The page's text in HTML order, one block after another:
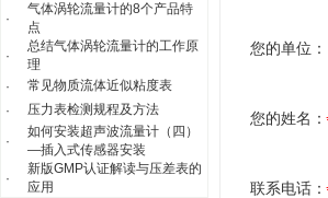
·
气体涡轮流量计的8个产品特
点
·
总结气体涡轮流量计的工作原
理
·
常见物质流体近似粘度表
·
压力表检测规程及方法
·
如何安装超声波流量计（四）
—插入式传感器安装
·
新版GMP认证解读与压差表的
应用
您的单位：
您的姓名：
联系电话：